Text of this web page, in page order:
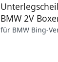
BMW 2V
für BMW Bing-